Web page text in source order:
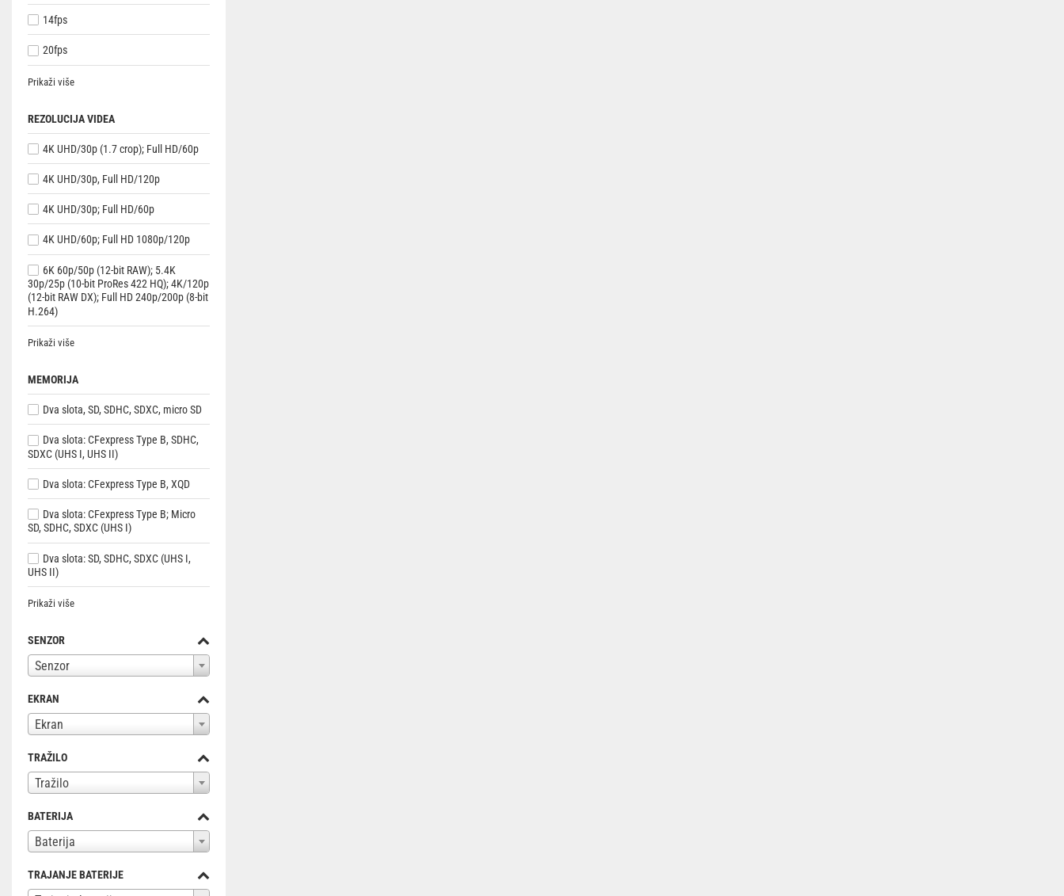
14fps
20fps
Prikaži više
REZOLUCIJA VIDEA
4K UHD/30p (1.7 crop); Full HD/60p
4K UHD/30p, Full HD/120p
4K UHD/30p; Full HD/60p
4K UHD/60p; Full HD 1080p/120p
6K 60p/50p (12-bit RAW); 5.4K
30p/25p (10-bit ProRes 422 HQ); 4K/120p
(12-bit RAW DX); Full HD 240p/200p (8-bit
H.264)
Prikaži više
MEMORIJA
Dva slota, SD, SDHC, SDXC, micro SD
Dva slota: CFexpress Type B, SDHC,
SDXC (UHS I, UHS II)
Dva slota: CFexpress Type B, XQD
Dva slota: CFexpress Type B; Micro
SD, SDHC, SDXC (UHS I)
Dva slota: SD, SDHC, SDXC (UHS I,
UHS II)
Prikaži više
SENZOR
Senzor
EKRAN
Ekran
TRAŽILO
Tražilo
BATERIJA
Baterija
TRAJANJE BATERIJE